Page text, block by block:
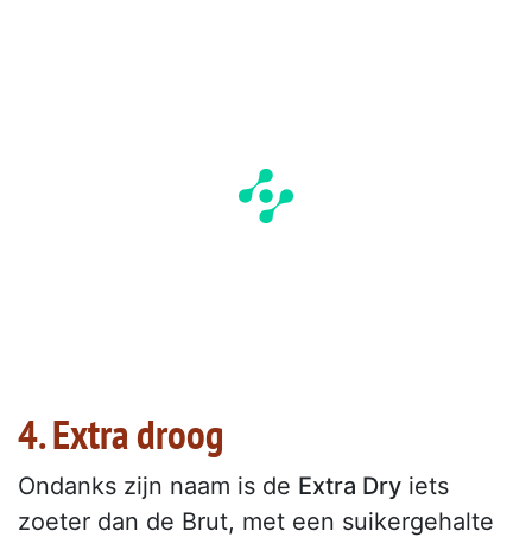
4. Extra droog
Ondanks zijn naam is de Extra Dry iets
zoeter dan de Brut, met een suikergehalte